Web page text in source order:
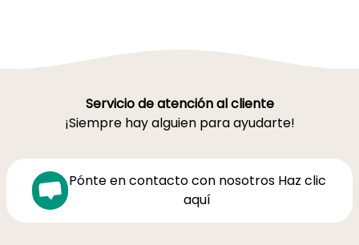
Servicio de atención al cliente
¡Siempre hay alguien para ayudarte!
Pónte en contacto con nosotros Haz clic
aquí